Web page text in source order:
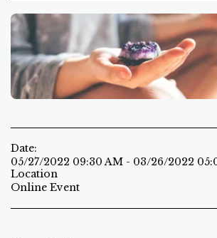
Date:
05/27/2022 09:30 AM - 03/26/2022
Location
Online Event